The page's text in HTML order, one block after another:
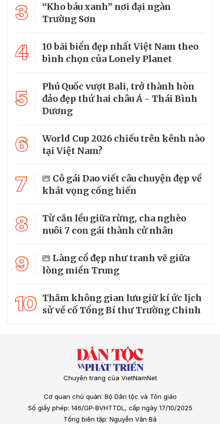
3
“Kho báu xanh” nơi đại ngàn
Trường Sơn
4
10 bãi biển đẹp nhất Việt Nam theo
bình chọn của Lonely Planet
5
Phú Quốc vượt Bali, trở thành hòn
đảo đẹp thứ hai châu Á - Thái Bình
Dương
6
World Cup 2026 chiếu trên kênh nào
tại Việt Nam?
7
Cô gái Dao viết câu chuyện đẹp về
khát vọng cống hiến
8
Từ căn lều giữa rừng, cha nghèo
nuôi 7 con gái thành cử nhân
9
Làng cổ đẹp như tranh vẽ giữa
lòng miền Trung
10 Thăm không gian lưu giữ kí ức lịch
sử về cố Tổng Bí thư Trường Chinh
Chuyên trang của VietNamNet
Cơ quan chủ quản: Bộ Dân tộc và Tôn giáo
Số giấy phép: 146/GP-BVHTTDL, cấp ngày 17/10/2025
Tổng biên tập: Nguyễn Văn Bá